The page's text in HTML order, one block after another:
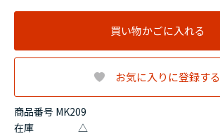
商品番号 MK209
在庫 △
買い物かごに入れる
お気に入りに登録する